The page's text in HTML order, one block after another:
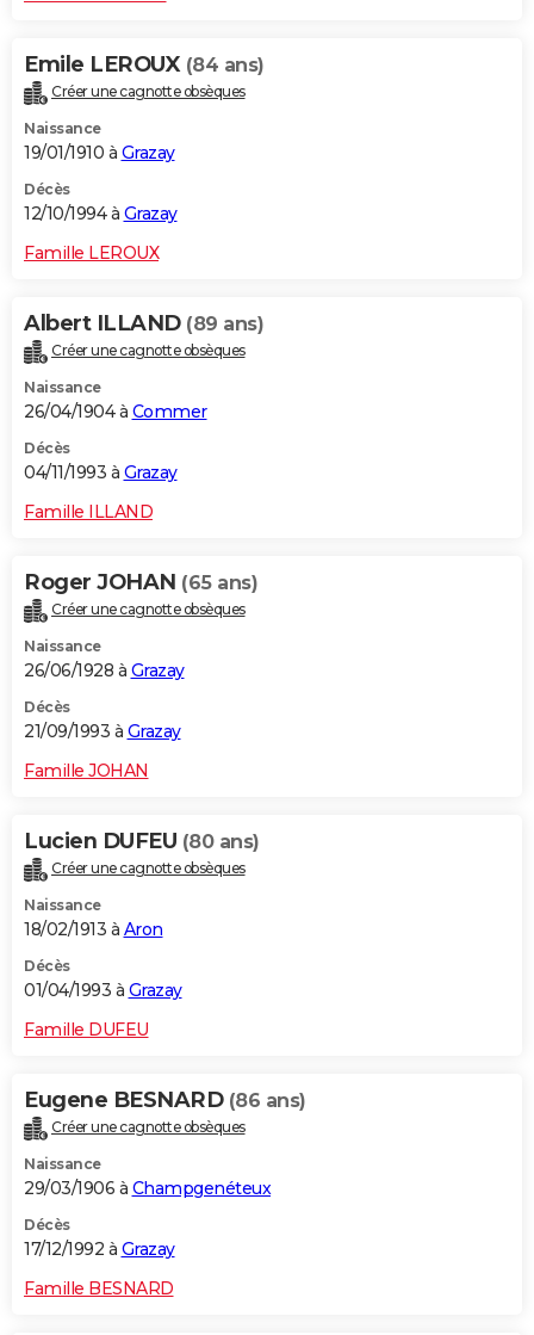
Emile LEROUX (84 ans)
Créer une cagnotte obsèques
Naissance
19/01/1910 à Grazay
Décès
12/10/1994 à Grazay
Famille LEROUX
Albert ILLAND (89 ans)
Créer une cagnotte obsèques
Naissance
26/04/1904 à Commer
Décès
04/11/1993 à Grazay
Famille ILLAND
Roger JOHAN (65 ans)
Créer une cagnotte obsèques
Naissance
26/06/1928 à Grazay
Décès
21/09/1993 à Grazay
Famille JOHAN
Lucien DUFEU (80 ans)
Créer une cagnotte obsèques
Naissance
18/02/1913 à Aron
Décès
01/04/1993 à Grazay
Famille DUFEU
Eugene BESNARD (86 ans)
Créer une cagnotte obsèques
Naissance
29/03/1906 à Champgenéteux
Décès
17/12/1992 à Grazay
Famille BESNARD